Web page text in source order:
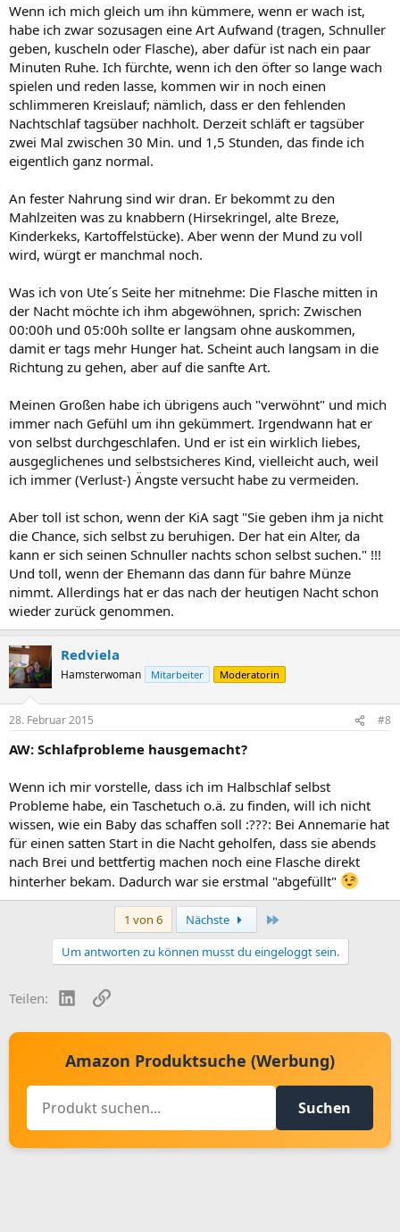
Wenn ich mich gleich um ihn kümmere, wenn er wach ist,
habe ich zwar sozusagen eine Art Aufwand (tragen, Schnuller
geben, kuscheln oder Flasche), aber dafür ist nach ein paar
Minuten Ruhe. Ich fürchte, wenn ich den öfter so lange wach
spielen und reden lasse, kommen wir in noch einen
schlimmeren Kreislauf; nämlich, dass er den fehlenden
Nachtschlaf tagsüber nachholt. Derzeit schläft er tagsüber
zwei Mal zwischen 30 Min. und 1,5 Stunden, das finde ich
eigentlich ganz normal.
An fester Nahrung sind wir dran. Er bekommt zu den
Mahlzeiten was zu knabbern (Hirsekringel, alte Breze,
Kinderkeks, Kartoffelstücke). Aber wenn der Mund zu voll
wird, würgt er manchmal noch.
Was ich von Ute´s Seite her mitnehme: Die Flasche mitten in
der Nacht möchte ich ihm abgewöhnen, sprich: Zwischen
00:00h und 05:00h sollte er langsam ohne auskommen,
damit er tags mehr Hunger hat. Scheint auch langsam in die
Richtung zu gehen, aber auf die sanfte Art.
Meinen Großen habe ich übrigens auch "verwöhnt" und mich
immer nach Gefühl um ihn gekümmert. Irgendwann hat er
von selbst durchgeschlafen. Und er ist ein wirklich liebes,
ausgeglichenes und selbstsicheres Kind, vielleicht auch, weil
ich immer (Verlust-) Ängste versucht habe zu vermeiden.
Aber toll ist schon, wenn der KiA sagt "Sie geben ihm ja nicht
die Chance, sich selbst zu beruhigen. Der hat ein Alter, da
kann er sich seinen Schnuller nachts schon selbst suchen." !!!
Und toll, wenn der Ehemann das dann für bahre Münze
nimmt. Allerdings hat er das nach der heutigen Nacht schon
wieder zurück genommen.
Redviela
Hamsterwoman Mitarbeiter Moderatorin
28. Februar 2015 #8
AW: Schlafprobleme hausgemacht?
Wenn ich mir vorstelle, dass ich im Halbschlaf selbst
Probleme habe, ein Taschetuch o.ä. zu finden, will ich nicht
wissen, wie ein Baby das schaffen soll :???: Bei Annemarie hat
für einen satten Start in die Nacht geholfen, dass sie abends
nach Brei und bettfertig machen noch eine Flasche direkt
hinterher bekam. Dadurch war sie erstmal "abgefüllt"
1 von 6 Nächste
Um antworten zu können musst du eingeloggt sein.
Teilen: LinkedInLink
Amazon Produktsuche (Werbung)
Suchen